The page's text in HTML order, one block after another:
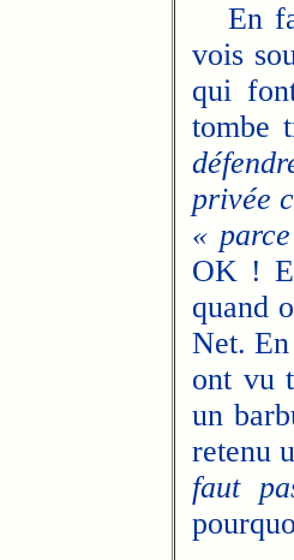
En
vois
qui
tombe
privée
«
OK !
quand
Net.
ont vu
un
retenu
faut